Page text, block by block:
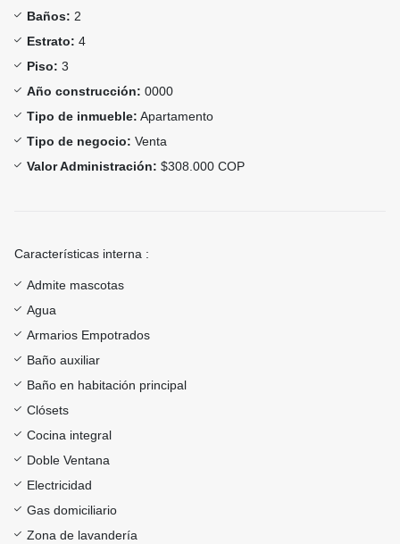
Baños: 2
Estrato: 4
Piso: 3
Año construcción: 0000
Tipo de inmueble: Apartamento
Tipo de negocio: Venta
Valor Administración: $308.000 COP
Características interna :
Admite mascotas
Agua
Armarios Empotrados
Baño auxiliar
Baño en habitación principal
Clósets
Cocina integral
Doble Ventana
Electricidad
Gas domiciliario
Zona de lavandería